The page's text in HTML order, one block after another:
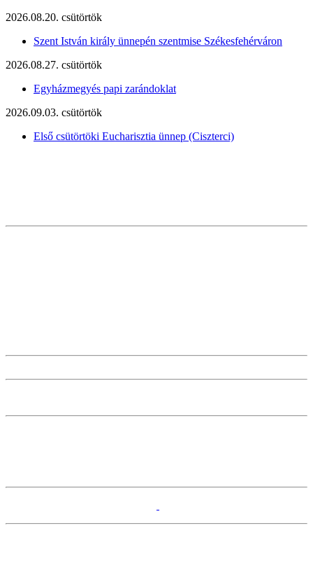
2026.08.20. csütörtök
Szent István király ünnepén szentmise Székesfehérváron
2026.08.27. csütörtök
Egyházmegyés papi zarándoklat
2026.09.03. csütörtök
Első csütörtöki Eucharisztia ünnep (Ciszterci)